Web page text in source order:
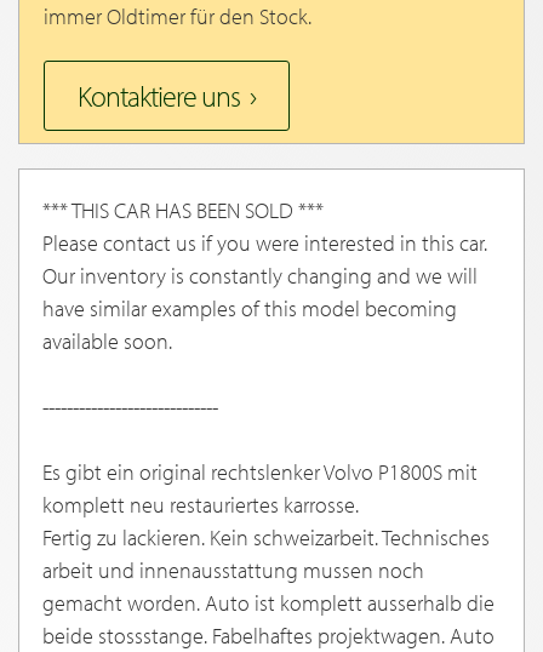
immer Oldtimer für den Stock.
Kontaktiere uns
*** THIS CAR HAS BEEN SOLD ***
Please contact us if you were interested in this car.
Our inventory is constantly changing and we will
have similar examples of this model becoming
available soon.
-----------------------------
Es gibt ein original rechtslenker Volvo P1800S mit
komplett neu restauriertes karrosse.
Fertig zu lackieren. Kein schweizarbeit. Technisches
arbeit und innenausstattung mussen noch
gemacht worden. Auto ist komplett ausserhalb die
beide stossstange. Fabelhaftes projektwagen. Auto